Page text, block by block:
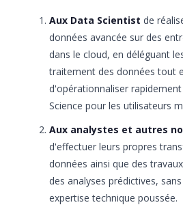
Aux Data Scientist de
données avancée sur des
dans le cloud, en déléguant
traitement des données tout
d'opérationnaliser
Science pour les utilisateurs
Aux analystes et autres
d'effectuer leurs propres
données ainsi que des
des analyses prédictives,
expertise technique poussée.